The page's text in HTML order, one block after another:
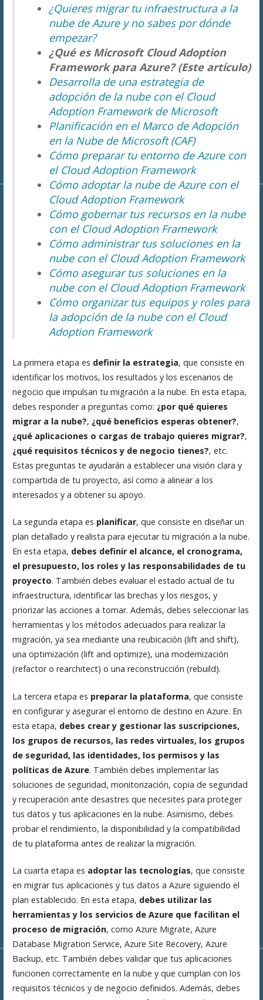
¿Quieres migrar tu infraestructura a la
nube de Azure y no sabes por dónde
empezar?
¿Qué es Microsoft Cloud Adoption
Framework para Azure? (Este artículo)
Desarrolla de una estrategia de
adopción de la nube con el Cloud
Adoption Framework de Microsoft
Planificación en el Marco de Adopción
en la Nube de Microsoft (CAF)
Cómo preparar tu entorno de Azure con
el Cloud Adoption Framework
Cómo adoptar la nube de Azure con el
Cloud Adoption Framework
Cómo gobernar tus recursos en la nube
con el Cloud Adoption Framework
Cómo administrar tus soluciones en la
nube con el Cloud Adoption Framework
Cómo asegurar tus soluciones en la
nube con el Cloud Adoption Framework
Cómo organizar tus equipos y roles para
la adopción de la nube con el Cloud
Adoption Framework
La primera etapa es definir la estrategia, que consiste en
identificar los motivos, los resultados y los escenarios de
negocio que impulsan tu migración a la nube. En esta etapa,
debes responder a preguntas como: ¿por qué quieres
migrar a la nube?, ¿qué beneficios esperas obtener?,
¿qué aplicaciones o cargas de trabajo quieres migrar?,
¿qué requisitos técnicos y de negocio tienes?, etc.
Estas preguntas te ayudarán a establecer una visión clara y
compartida de tu proyecto, así como a alinear a los
interesados y a obtener su apoyo.
La segunda etapa es planificar, que consiste en diseñar un
plan detallado y realista para ejecutar tu migración a la nube.
En esta etapa, debes definir el alcance, el cronograma,
el presupuesto, los roles y las responsabilidades de tu
proyecto. También debes evaluar el estado actual de tu
infraestructura, identificar las brechas y los riesgos, y
priorizar las acciones a tomar. Además, debes seleccionar las
herramientas y los métodos adecuados para realizar la
migración, ya sea mediante una reubicación (lift and shift),
una optimización (lift and optimize), una modernización
(refactor o rearchitect) o una reconstrucción (rebuild).
La tercera etapa es preparar la plataforma, que consiste
en configurar y asegurar el entorno de destino en Azure. En
esta etapa, debes crear y gestionar las suscripciones,
los grupos de recursos, las redes virtuales, los grupos
de seguridad, las identidades, los permisos y las
políticas de Azure. También debes implementar las
soluciones de seguridad, monitorización, copia de seguridad
y recuperación ante desastres que necesites para proteger
tus datos y tus aplicaciones en la nube. Asimismo, debes
probar el rendimiento, la disponibilidad y la compatibilidad
de tu plataforma antes de realizar la migración.
La cuarta etapa es adoptar las tecnologías, que consiste
en migrar tus aplicaciones y tus datos a Azure siguiendo el
plan establecido. En esta etapa, debes utilizar las
herramientas y los servicios de Azure que facilitan el
proceso de migración, como Azure Migrate, Azure
Database Migration Service, Azure Site Recovery, Azure
Backup, etc. También debes validar que tus aplicaciones
funcionen correctamente en la nube y que cumplan con los
requisitos técnicos y de negocio definidos. Además, debes